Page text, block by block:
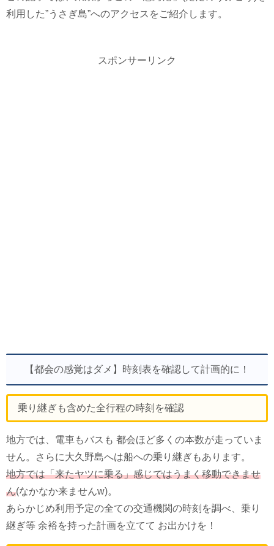
利用した”うさぎ島”へのアクセスをご紹介します。
スポンサーリンク
【都会の感覚はダメ】時刻表を確認して計画的に！
乗り継ぎも含めた全行程の時刻を確認
地方では、電車もバスも 都会ほど多くの本数が走っていま
せん。さらに大久野島へは船への乗り継ぎもあります。
地方では「来たヤツに乗る」感じではうまく移動できませ
ん(なかなか来ませんw)。
あらかじめ利用予定の全ての交通機関の時刻を調べ、乗り
継ぎ等 余裕を持った計画を立てて お出かけを！